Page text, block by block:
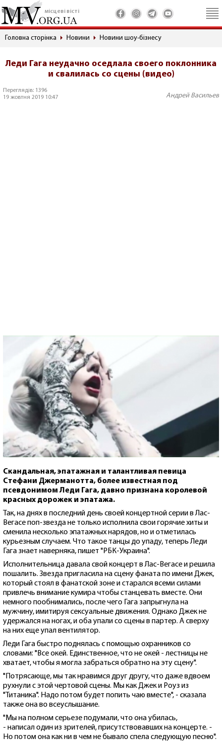
місцеві вісті
Головна сторінка Новини Новини шоу-бізнесу
Леди Гага неудачно оседлала своего поклонника
и свалилась со сцены (видео)
Переглядів: 1396
19 жовтня 2019 10:47
Андрей Васильев
Скандальная, эпатажная и талантливая певица
Стефани Джерманотта, более известная под
псевдонимом Леди Гага, давно признана королевой
красных дорожек и эпатажа.
Так, на днях в последний день своей концертной серии в Лас-
Вегасе поп-звезда не только исполнила свои горячие хиты и
сменила несколько эпатажных нарядов, но и отметилась
курьезным случаем. Что такое танцы до упаду, теперь Леди
Гага знает наверняка, пишет "РБК-Украина".
Исполнительница давала свой концерт в Лас-Вегасе и решила
пошалить. Звезда пригласила на сцену фаната по имени Джек,
который стоял в фанатской зоне и старался всеми силами
привлечь внимание кумира чтобы станцевать вместе. Они
немного пообнимались, после чего Гага запрыгнула на
мужчину, имитируя сексуальные движения. Однако Джек не
удержался на ногах, и оба упали со сцены в партер. А сверху
на них еще упал вентилятор.
Леди Гага быстро поднялась с помощью охранников со
словами: "Все окей. Единственное, что не окей - лестницы не
хватает, чтобы я могла забраться обратно на эту сцену".
"Потрясающе, мы так нравимся друг другу, что даже вдвоем
рухнули с этой чертовой сцены. Мы как Джек и Роуз из
"Титаника". Надо потом будет попить чаю вместе", - сказала
также она во всеуслышание.
"Мы на полном серьезе подумали, что она убилась,
- написал один из зрителей, присутствовавших на концерте. -
Но потом она как ни в чем не бывало спела следующую песню".